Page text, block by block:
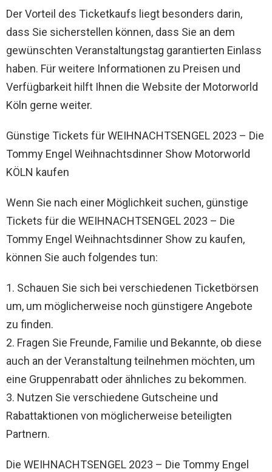
Der Vorteil des Ticketkaufs liegt besonders darin,
dass Sie sicherstellen können, dass Sie an dem
gewünschten Veranstaltungstag garantierten Einlass
haben. Für weitere Informationen zu Preisen und
Verfügbarkeit hilft Ihnen die Website der Motorworld
Köln gerne weiter.
Günstige Tickets für WEIHNACHTSENGEL 2023 – Die
Tommy Engel Weihnachtsdinner Show Motorworld
KÖLN kaufen
Wenn Sie nach einer Möglichkeit suchen, günstige
Tickets für die WEIHNACHTSENGEL 2023 – Die
Tommy Engel Weihnachtsdinner Show zu kaufen,
können Sie auch folgendes tun:
1. Schauen Sie sich bei verschiedenen Ticketbörsen
um, um möglicherweise noch günstigere Angebote
zu finden.
2. Fragen Sie Freunde, Familie und Bekannte, ob diese
auch an der Veranstaltung teilnehmen möchten, um
eine Gruppenrabatt oder ähnliches zu bekommen.
3. Nutzen Sie verschiedene Gutscheine und
Rabattaktionen von möglicherweise beteiligten
Partnern.
Die WEIHNACHTSENGEL 2023 – Die Tommy Engel